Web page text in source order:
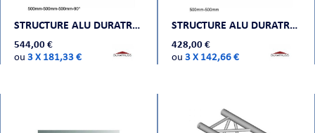
STRUCTURE ALU DURATRUSS DT 33-C44-LUD
544,00 €
ou 3 X 181,33 €
STRUCTURE ALU DURATRUSS DT 33-C41-X
428,00 €
ou 3 X 142,66 €